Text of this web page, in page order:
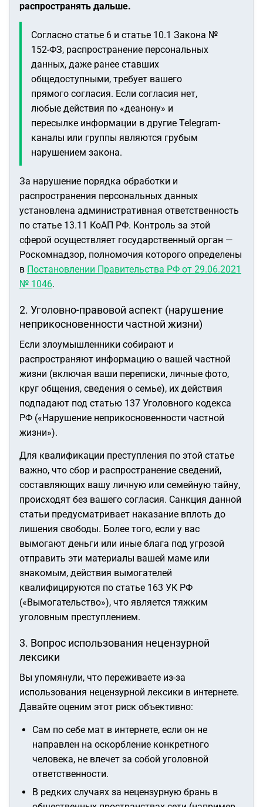
распространять дальше.
Согласно статье 6 и статье 10.1 Закона №
152-ФЗ, распространение персональных
данных, даже ранее ставших
общедоступными, требует вашего
прямого согласия. Если согласия нет,
любые действия по «деанону» и
пересылке информации в другие Telegram-
каналы или группы являются грубым
нарушением закона.
За нарушение порядка обработки и
распространения персональных данных
установлена административная ответственность
по статье 13.11 КоАП РФ. Контроль за этой
сферой осуществляет государственный орган —
Роскомнадзор, полномочия которого определены
в Постановлении Правительства РФ от 29.06.2021
№ 1046.
2. Уголовно-правовой аспект (нарушение
неприкосновенности частной жизни)
Если злоумышленники собирают и
распространяют информацию о вашей частной
жизни (включая ваши переписки, личные фото,
круг общения, сведения о семье), их действия
подпадают под статью 137 Уголовного кодекса
РФ («Нарушение неприкосновенности частной
жизни»).
Для квалификации преступления по этой статье
важно, что сбор и распространение сведений,
составляющих вашу личную или семейную тайну,
происходят без вашего согласия. Санкция данной
статьи предусматривает наказание вплоть до
лишения свободы. Более того, если у вас
вымогают деньги или иные блага под угрозой
отправить эти материалы вашей маме или
знакомым, действия вымогателей
квалифицируются по статье 163 УК РФ
(«Вымогательство»), что является тяжким
уголовным преступлением.
3. Вопрос использования нецензурной
лексики
Вы упомянули, что переживаете из-за
использования нецензурной лексики в интернете.
Давайте оценим этот риск объективно:
Сам по себе мат в интернете, если он не
направлен на оскорбление конкретного
человека, не влечет за собой уголовной
ответственности.
В редких случаях за нецензурную брань в